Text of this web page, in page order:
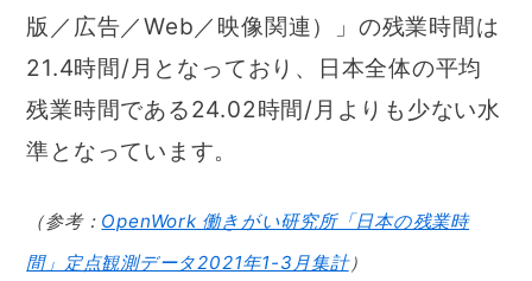
版／広告／Web／映像関連）」の残業時間は
21.4時間/月となっており、日本全体の平均
残業時間である24.02時間/月よりも少ない水
準となっています。
（参考： OpenWork 働きがい研究所「日本の残業時
間」定点観測データ2021年1-3月集計）